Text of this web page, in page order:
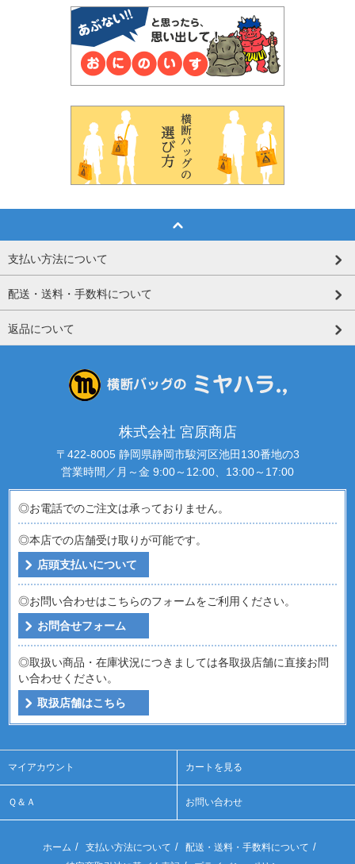
支払い方法について
配送・送料・手数料について
返品について
株式会社 宮原商店
〒422-8005 静岡県静岡市駿河区池田130番地の3
営業時間／月～金 9:00～12:00、13:00～17:00
◎お電話でのご注文は承っておりません。
◎本店での店舗受け取りが可能です。
店頭支払いについて
◎お問い合わせはこちらのフォームをご利用ください。
お問合せフォーム
◎取扱い商品・在庫状況につきましては各取扱店舗に直接お問
い合わせください。
取扱店舗はこちら
マイアカウント カートを見る
Ｑ＆Ａ お問い合わせ
ホーム / 支払い方法について / 配送・送料・手数料について /